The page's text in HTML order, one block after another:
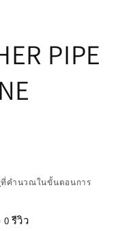
PIPE
ที่คำนวณในขั้นตอนการ
0 รีวิว